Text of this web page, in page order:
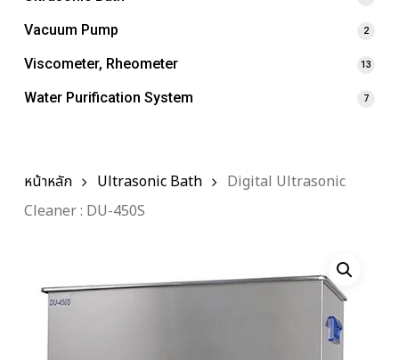
Vacuum Pump 2
Viscometer, Rheometer 13
Water Purification System 7
หน้าหลัก Ultrasonic Bath
Digital Ultrasonic
Cleaner : DU-450S